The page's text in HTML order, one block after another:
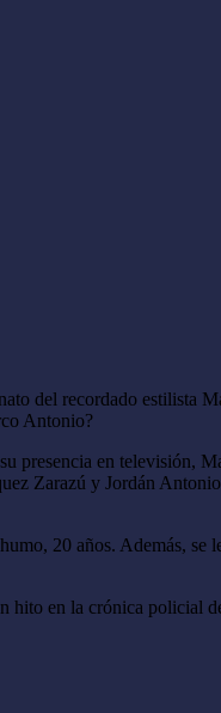
del recordado estilista
Antonio?
presencia en televisión,
Zarazú y Jordán
20 años. Además, se
hito en la crónica policial